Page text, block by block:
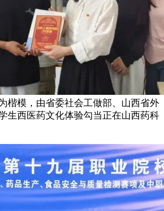
楷模，由省委社会工做部、山西省外
生西医药文化体验勾当正在山西药科